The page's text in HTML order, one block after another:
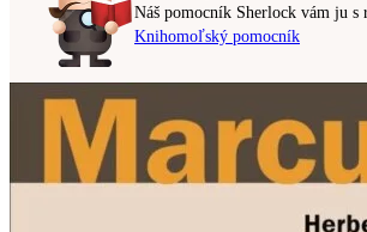
Náš pomocník Sherlock vám ju s
Knihomoľský pomocník